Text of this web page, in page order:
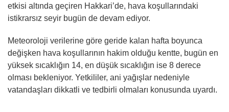
etkisi altında geçiren Hakkari’de, hava koşullarındaki
istikrarsız seyir bugün de devam ediyor.
Meteoroloji verilerine göre geride kalan hafta boyunca
değişken hava koşullarının hakim olduğu kentte, bugün en
yüksek sıcaklığın 14, en düşük sıcaklığın ise 8 derece
olması bekleniyor. Yetkililer, ani yağışlar nedeniyle
vatandaşları dikkatli ve tedbirli olmaları konusunda uyardı.